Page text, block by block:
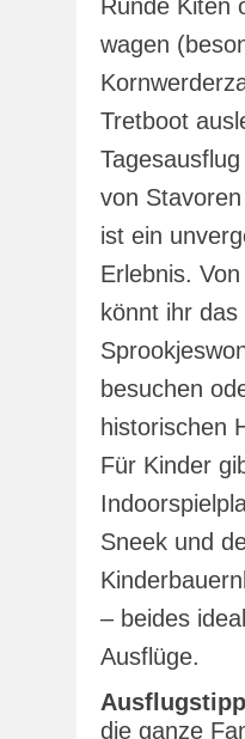
Runde Kiten
wagen
Tretboot
von
ist ein
Erlebnis.
könnt ihr das
besuchen
historischen
Für Kinder
Sneek und
– beides
Ausflüge.
die ganze